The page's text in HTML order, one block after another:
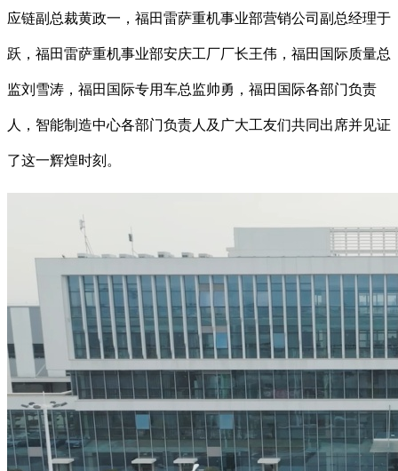
应链副总裁黄政一，福田雷萨重机事业部营销公司副总经理于
跃，福田雷萨重机事业部安庆工厂厂长王伟，福田国际质量总
监刘雪涛，福田国际专用车总监帅勇，福田国际各部门负责
人，智能制造中心各部门负责人及广大工友们共同出席并见证
了这一辉煌时刻。